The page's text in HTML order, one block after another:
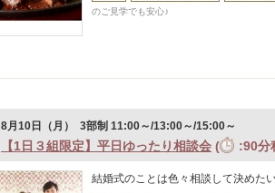
のご見学でも安心♪
8月10日（月） 3部制 11:00～/13:00～/15:00～
【1日３組限定】平日ゆったり相談会 ( :90分
結婚式のことは色々相談して決めた